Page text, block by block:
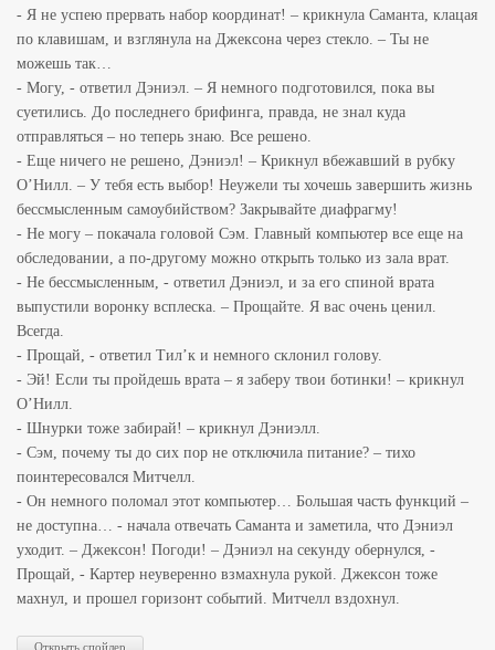
- Я не успею прервать набор координат! – крикнула Саманта, клацая
по клавишам, и взглянула на Джексона через стекло. – Ты не
можешь так…
- Могу, - ответил Дэниэл. – Я немного подготовился, пока вы
суетились. До последнего брифинга, правда, не знал куда
отправляться – но теперь знаю. Все решено.
- Еще ничего не решено, Дэниэл! – Крикнул вбежавший в рубку
О’Нилл. – У тебя есть выбор! Неужели ты хочешь завершить жизнь
бессмысленным самоубийством? Закрывайте диафрагму!
- Не могу – покачала головой Сэм. Главный компьютер все еще на
обследовании, а по-другому можно открыть только из зала врат.
- Не бессмысленным, - ответил Дэниэл, и за его спиной врата
выпустили воронку всплеска. – Прощайте. Я вас очень ценил.
Всегда.
- Прощай, - ответил Тил’к и немного склонил голову.
- Эй! Если ты пройдешь врата – я заберу твои ботинки! – крикнул
О’Нилл.
- Шнурки тоже забирай! – крикнул Дэниэлл.
- Сэм, почему ты до сих пор не отключила питание? – тихо
поинтересовался Митчелл.
- Он немного поломал этот компьютер… Большая часть функций –
не доступна… - начала отвечать Саманта и заметила, что Дэниэл
уходит. – Джексон! Погоди! – Дэниэл на секунду обернулся, -
Прощай, - Картер неуверенно взмахнула рукой. Джексон тоже
махнул, и прошел горизонт событий. Митчелл вздохнул.